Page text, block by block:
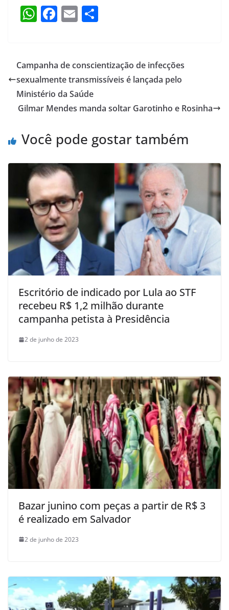
W
s
A
p
p
F
e
b
o
o
E
l e
Campanha de conscientização de infecções
sexualmente transmissíveis é lançada pelo
Ministério da Saúde
Gilmar Mendes manda soltar Garotinho e Rosinha
Você pode gostar também
Escritório de indicado por Lula ao STF
recebeu R$ 1,2 milhão durante
campanha petista à Presidência
2 de junho de 2023
Bazar junino com peças a partir de R$ 3
é realizado em Salvador
2 de junho de 2023